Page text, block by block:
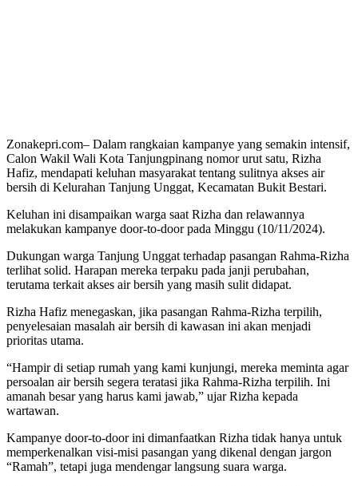
Zonakepri.com– Dalam rangkaian kampanye yang semakin intensif,
Calon Wakil Wali Kota Tanjungpinang nomor urut satu, Rizha
Hafiz, mendapati keluhan masyarakat tentang sulitnya akses air
bersih di Kelurahan Tanjung Unggat, Kecamatan Bukit Bestari.
Keluhan ini disampaikan warga saat Rizha dan relawannya
melakukan kampanye door-to-door pada Minggu (10/11/2024).
Dukungan warga Tanjung Unggat terhadap pasangan Rahma-Rizha
terlihat solid. Harapan mereka terpaku pada janji perubahan,
terutama terkait akses air bersih yang masih sulit didapat.
Rizha Hafiz menegaskan, jika pasangan Rahma-Rizha terpilih,
penyelesaian masalah air bersih di kawasan ini akan menjadi
prioritas utama.
“Hampir di setiap rumah yang kami kunjungi, mereka meminta agar
persoalan air bersih segera teratasi jika Rahma-Rizha terpilih. Ini
amanah besar yang harus kami jawab,” ujar Rizha kepada
wartawan.
Kampanye door-to-door ini dimanfaatkan Rizha tidak hanya untuk
memperkenalkan visi-misi pasangan yang dikenal dengan jargon
“Ramah”, tetapi juga mendengar langsung suara warga.